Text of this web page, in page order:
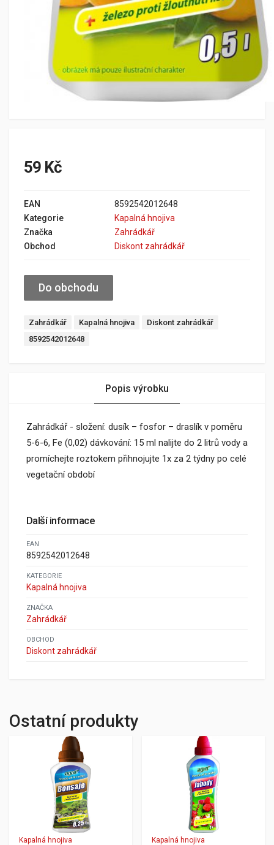
59 Kč
EAN
8592542012648
Kategorie
Kapalná hnojiva
Značka
Zahrádkář
Obchod
Diskont zahrádkář
Do obchodu
Zahrádkář Kapalná hnojiva
Diskont zahrádkář
8592542012648
Popis výrobku
Zahrádkář - složení: dusík – fosfor – draslík v poměru
5-6-6, Fe (0,02) dávkování: 15 ml nalijte do 2 litrů vody a
promíchejte roztokem přihnojujte 1x za 2 týdny po celé
vegetační období
Další informace
EAN
8592542012648
KATEGORIE
Kapalná hnojiva
ZNAČKA
Zahrádkář
OBCHOD
Diskont zahrádkář
Ostatní produkty
Kapalná hnojiva Kapalná hnojiva